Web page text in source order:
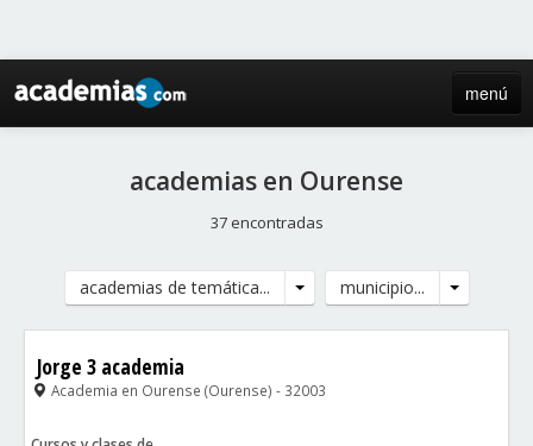
menú
iniciar sesión / registro de centros
academias en Ourense
37 encontradas
academias de temática... municipio...
Jorge 3 academia
Academia en Ourense (Ourense) - 32003